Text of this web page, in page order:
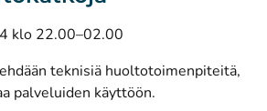
klo 22.00–02.00
teknisiä huoltotoimenpiteitä,
palveluiden käyttöön.